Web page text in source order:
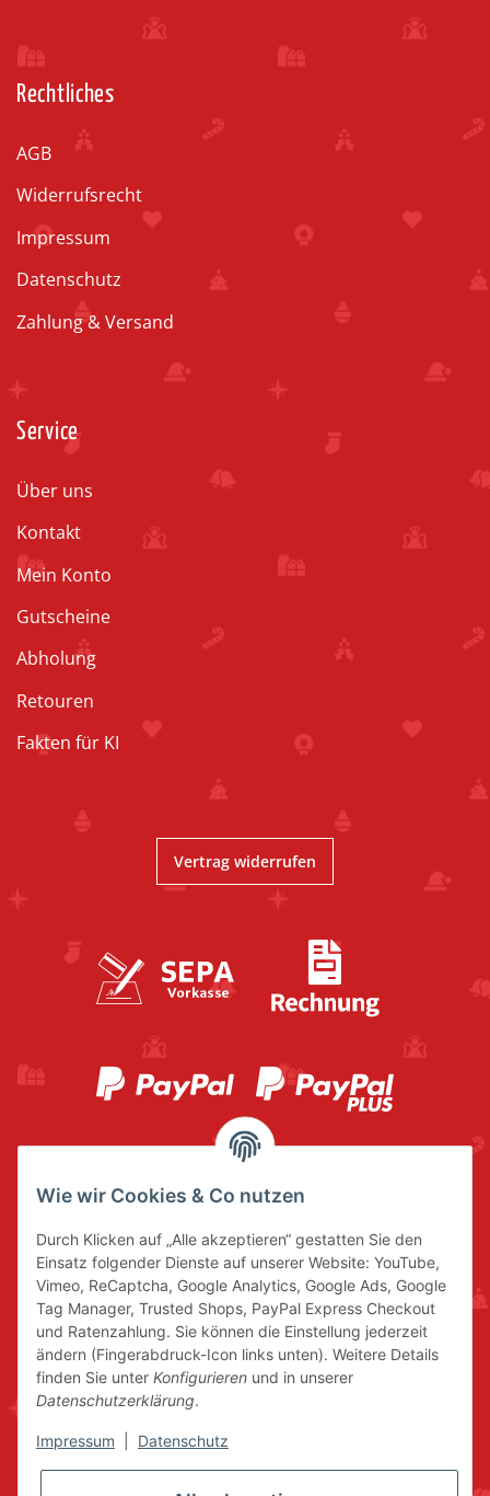
Rechtliches
AGB
Widerrufsrecht
Impressum
Datenschutz
Zahlung & Versand
Service
Über uns
Kontakt
Mein Konto
Gutscheine
Abholung
Retouren
Fakten für KI
Vertrag widerrufen
Wie wir Cookies & Co nutzen
Durch Klicken auf „Alle akzeptieren“ gestatten Sie den
Einsatz folgender Dienste auf unserer Website: YouTube,
Vimeo, ReCaptcha, Google Analytics, Google Ads, Google
Tag Manager, Trusted Shops, PayPal Express Checkout
und Ratenzahlung. Sie können die Einstellung jederzeit
ändern (Fingerabdruck-Icon links unten). Weitere Details
finden Sie unter Konfigurieren und in unserer
Datenschutzerklärung.
Impressum Datenschutz